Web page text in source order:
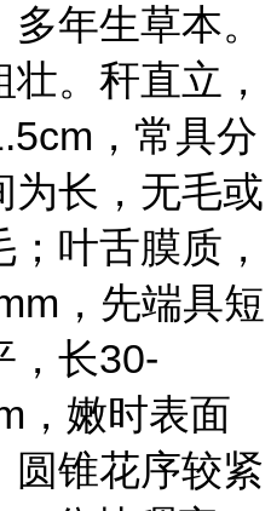
多年生草本。
。秆直立，
，常具分
为长，无毛或
叶舌膜质，
，先端具短
，长30-
，嫩时表面
圆锥花序较紧